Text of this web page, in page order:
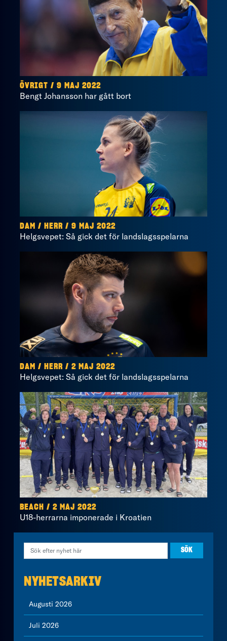
ÖVRIGT / 9 MAJ 2022
Bengt Johansson har gått bort
DAM / HERR / 9 MAJ 2022
Helgsvepet: Så gick det för landslagsspelarna
DAM / HERR / 2 MAJ 2022
Helgsvepet: Så gick det för landslagsspelarna
BEACH / 2 MAJ 2022
U18-herrarna imponerade i Kroatien
NYHETSARKIV
Augusti 2026
Juli 2026